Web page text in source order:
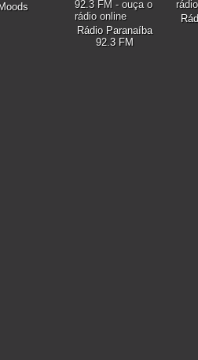
Moods
Rádio Paranaíba
92.3 FM